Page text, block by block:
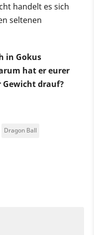
handelt es sich
seltenen
in Gokus
hat er eurer
Gewicht drauf?
Dragon Ball